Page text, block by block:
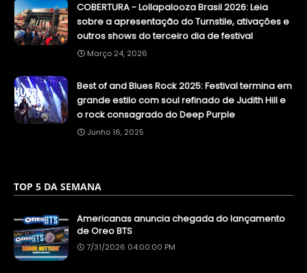
COBERTURA - Lollapalooza Brasil 2026: Leia
sobre a apresentação do Turnstile, ativações e
outros shows do terceiro dia de festival
Março 24, 2026
Best of and Blues Rock 2025: Festival termina em
grande estilo com soul refinado de Judith Hill e
o rock consagrado do Deep Purple
Junho 16, 2025
TOP 5 DA SEMANA
Americanas anuncia chegada do lançamento
de Oreo BTS
7/31/2026 04:00:00 PM